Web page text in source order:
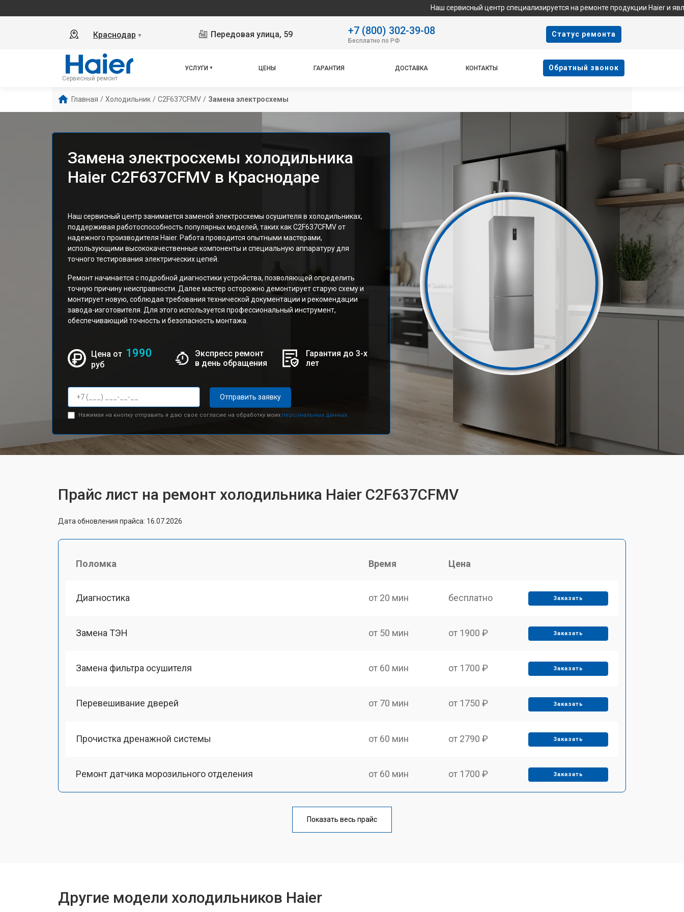
Наш сервисный центр специализируется на ремонте продукции Haier и является
Краснодар ▼ Передовая улица, 59 +7 (800) 302-39-08
Бесплатно по РФ
Cтатус ремонта
Сервисный ремонт
УСЛУГИ ЦЕНЫ ГАРАНТИЯ ДОСТАВКА КОНТАКТЫ Oбратный звонок
Главная / Холодильник / C2F637CFMV / Замена электросхемы
Замена электросхемы холодильника
Haier C2F637CFMV в Краснодаре
Наш сервисный центр занимается заменой электросхемы осушителя в холодильниках,
поддерживая работоспособность популярных моделей, таких как C2F637CFMV от
надежного производителя Haier. Работа проводится опытными мастерами,
использующими высококачественные компоненты и специальную аппаратуру для
точного тестирования электрических цепей.
Ремонт начинается с подробной диагностики устройства, позволяющей определить
точную причину неисправности. Далее мастер осторожно демонтирует старую схему и
монтирует новую, соблюдая требования технической документации и рекомендации
завода-изготовителя. Для этого используется профессиональный инструмент,
обеспечивающий точность и безопасность монтажа.
Цена от 1990
руб
Экспресс ремонт
в день обращения
Гарантия до 3-х
лет
Отправить заявку
Нажимая на кнопку отправить я даю свое согласие на обработку моих персональных данных.
Прайс лист на ремонт холодильника Haier C2F637CFMV
Дата обновления прайса: 16.07.2026
Поломка Время Цена
Диагностика от 20 мин бесплатно Заказать
Замена ТЭН от 50 мин от 1900 ₽ Заказать
Замена фильтра осушителя от 60 мин от 1700 ₽ Заказать
Перевешивание дверей от 70 мин от 1750 ₽ Заказать
Прочистка дренажной системы от 60 мин от 2790 ₽ Заказать
Ремонт датчика морозильного отделения от 60 мин от 1700 ₽ Заказать
от 50 мин
Показать весь прайс
Другие модели холодильников Haier